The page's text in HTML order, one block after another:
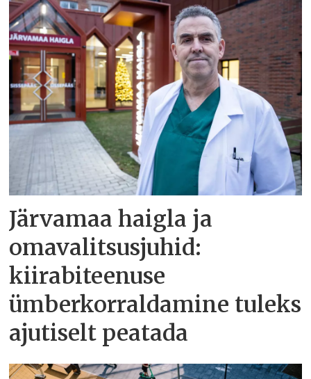
Järvamaa haigla ja
omavalitsusjuhid:
kiirabiteenuse
ümberkorraldamine tuleks
ajutiselt peatada